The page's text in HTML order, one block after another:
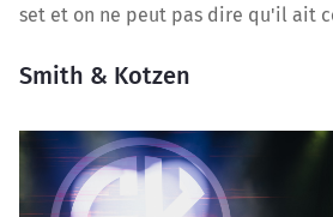
set et on ne peut pas dire qu'il ait
Smith & Kotzen